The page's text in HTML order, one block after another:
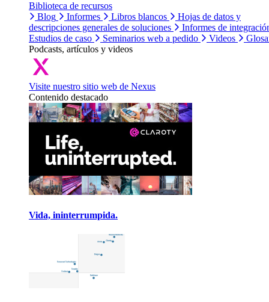
Biblioteca de recursos
Blog
Informes Libros blancos
Hojas de datos y
descripciones generales de soluciones
Informes de
Estudios de caso
Seminarios web a pedido Videos
Podcasts, artículos y videos
Visite nuestro sitio web de Nexus
Contenido destacado
Vida, ininterrumpida.